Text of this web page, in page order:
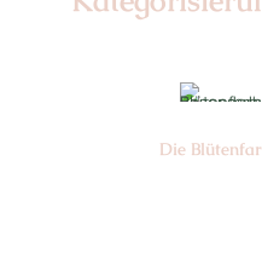
Die